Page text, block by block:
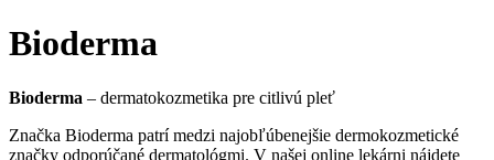
Bioderma
Bioderma – dermatokozmetika pre citlivú pleť
Značka Bioderma patrí medzi najobľúbenejšie dermokozmetické
značky odporúčané dermatológmi. V našej online lekárni nájdete